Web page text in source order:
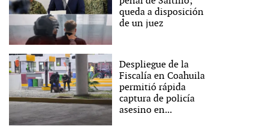
queda a disposición
de un juez
Despliegue de la
Fiscalía en Coahuila
permitió rápida
captura de policía
asesino en...